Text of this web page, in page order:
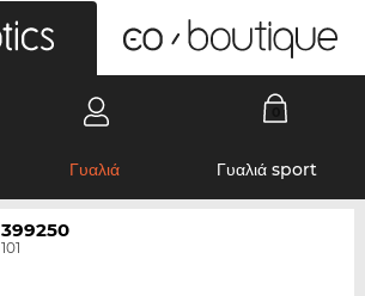
Γυαλιά Γυαλιά sport
399250
101